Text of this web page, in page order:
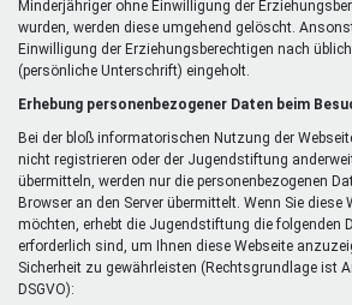
Minderjähriger ohne Einwilligung der
wurden, werden diese umgehend gelöscht.
Einwilligung der Erziehungsberechtigen nach
(persönliche Unterschrift) eingeholt.
Erhebung personenbezogener Daten beim
Bei der bloß informatorischen Nutzung der
nicht registrieren oder der Jugendstiftung
übermitteln, werden nur die personenbezogenen
Browser an den Server übermittelt. Wenn Sie diese
möchten, erhebt die Jugendstiftung die folgenden
erforderlich sind, um Ihnen diese Webseite
Sicherheit zu gewährleisten (Rechtsgrundlage ist
DSGVO):